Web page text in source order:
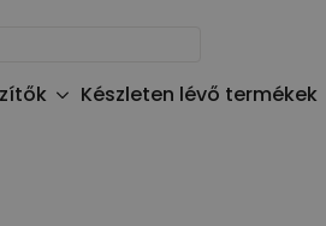
Készleten lévő termékek